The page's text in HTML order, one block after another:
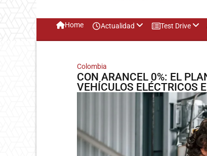
Home Actualidad Test Drive
Colombia
CON ARANCEL 0%: EL
VEHÍCULOS ELÉCTRICOS